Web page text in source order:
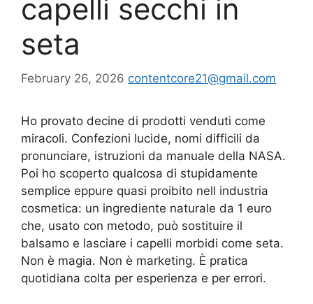
capelli secchi in
seta
February 26, 2026 contentcore21@gmail.com
Ho provato decine di prodotti venduti come
miracoli. Confezioni lucide, nomi difficili da
pronunciare, istruzioni da manuale della NASA.
Poi ho scoperto qualcosa di stupidamente
semplice eppure quasi proibito nell industria
cosmetica: un ingrediente naturale da 1 euro
che, usato con metodo, può sostituire il
balsamo e lasciare i capelli morbidi come seta.
Non è magia. Non è marketing. È pratica
quotidiana colta per esperienza e per errori.